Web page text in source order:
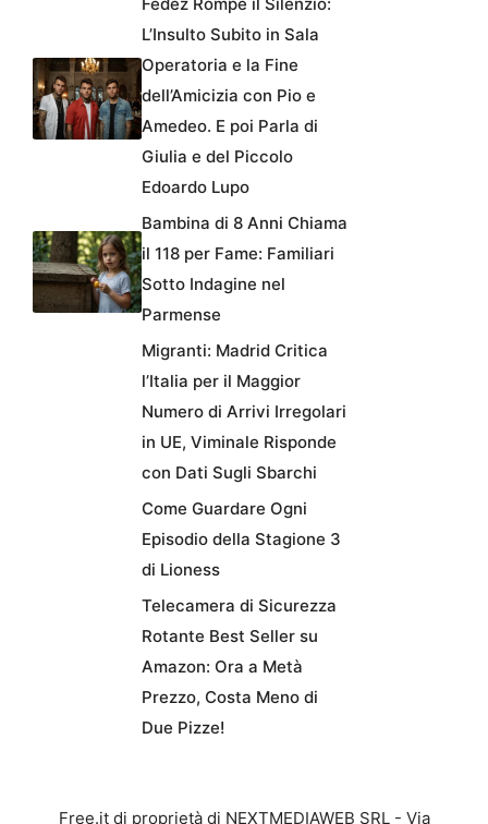
L’Insulto Subito in Sala
Operatoria e la Fine
dell’Amicizia con Pio e
Amedeo. E poi Parla di
Giulia e del Piccolo
Edoardo Lupo
Bambina di 8 Anni Chiama
il 118 per Fame: Familiari
Sotto Indagine nel
Parmense
Migranti: Madrid Critica
l’Italia per il Maggior
Numero di Arrivi Irregolari
in UE, Viminale Risponde
con Dati Sugli Sbarchi
Come Guardare Ogni
Episodio della Stagione 3
di Lioness
Telecamera di Sicurezza
Rotante Best Seller su
Amazon: Ora a Metà
Prezzo, Costa Meno di
Due Pizze!
Free.it di proprietà di NEXTMEDIAWEB SRL - Via